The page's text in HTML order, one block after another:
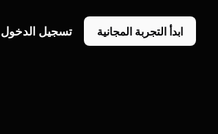
تسجيل الدخول ابدأ التجربة المجانية